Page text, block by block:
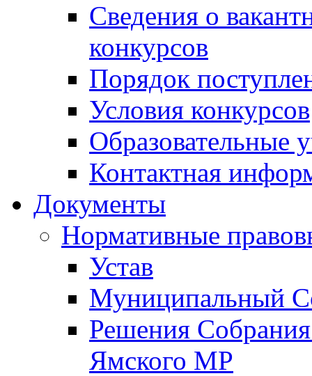
Сведения о
конкурсов
Порядок
Условия конкурсов
Образовательные
Контактная
Документы
Нормативные
Устав
Муниципальный
Решения
Ямского МР